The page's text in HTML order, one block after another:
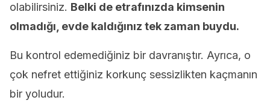
olabilirsiniz. Belki de etrafınızda kimsenin
olmadığı, evde kaldığınız tek zaman buydu.
Bu kontrol edemediğiniz bir davranıştır. Ayrıca, o
çok nefret ettiğiniz korkunç sessizlikten kaçmanın
bir yoludur.